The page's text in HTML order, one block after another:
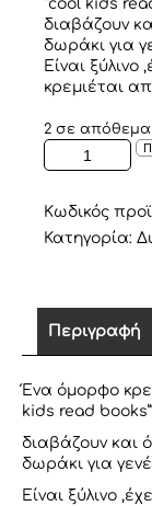
“cool kids
διαβάζουν
δωράκι για
Είναι ξύλινο
κρεμιέται
2 σε απόθεμα
ΞΥΛΙΝΟ
ΠΛΑΙΣΙΟ
KIDS
READ
BOOKS
Κωδικός
Κατηγορία:
Περιγραφή
Ένα όμορφο
kids read
διαβάζουν και
δωράκι για
Είναι ξύλινο